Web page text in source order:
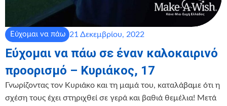
Εύχομαι να πάω 21 Δεκεμβρίου, 2022
Εύχομαι να πάω σε έναν καλοκαιρινό
προορισμό – Κυριάκος, 17
Γνωρίζοντας τον Κυριάκο και τη μαμά του, καταλάβαμε ότι η
σχέση τους έχει στηριχθεί σε γερά και βαθιά θεμέλια! Μετά